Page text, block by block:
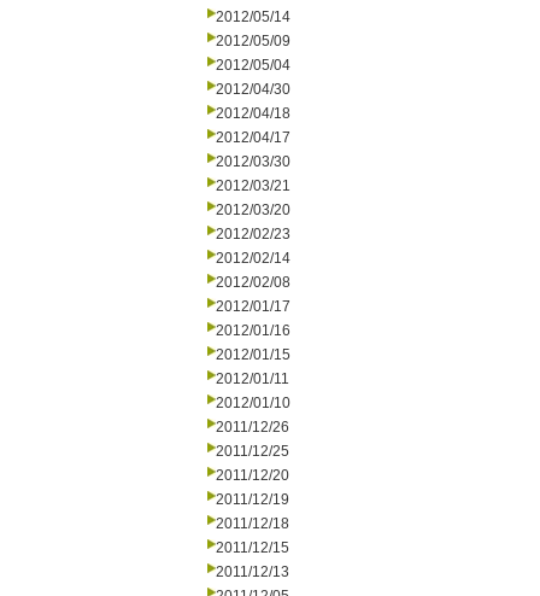
2012/05/14
2012/05/09
2012/05/04
2012/04/30
2012/04/18
2012/04/17
2012/03/30
2012/03/21
2012/03/20
2012/02/23
2012/02/14
2012/02/08
2012/01/17
2012/01/16
2012/01/15
2012/01/11
2012/01/10
2011/12/26
2011/12/25
2011/12/20
2011/12/19
2011/12/18
2011/12/15
2011/12/13